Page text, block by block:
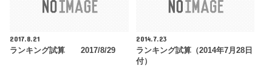
2017.8.21
ランキング試算 2017/8/29
2014.7.23
ランキング試算（2014年7月28日
付）